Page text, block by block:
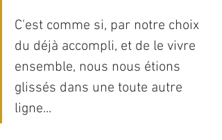
C'est comme si, par notre choix
du déjà accompli, et de le vivre
ensemble, nous nous étions
glissés dans une toute autre
ligne...